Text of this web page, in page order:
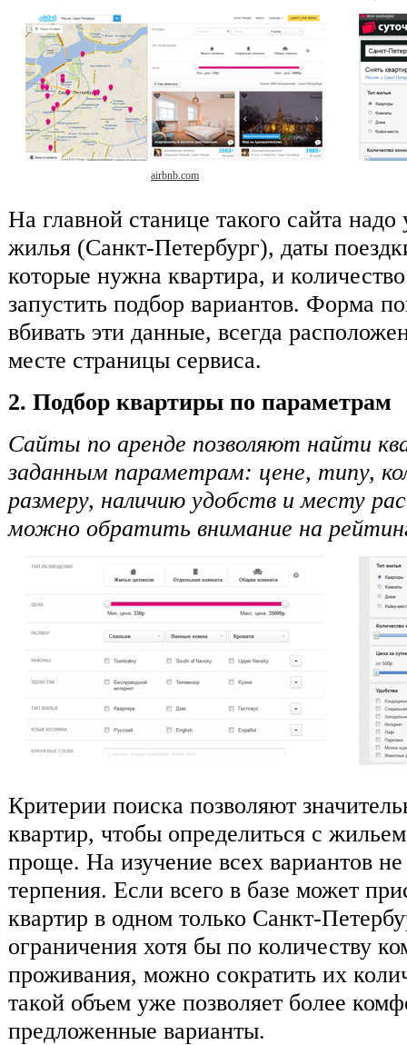
airbnb.com
На главной станице такого сайта надо
жилья (Санкт-Петербург), даты
которые нужна квартира, и
запустить подбор вариантов. Форма
вбивать эти данные, всегда
месте страницы сервиса.
2. Подбор квартиры по параметрам
Сайты по аренде позволяют найти
заданным параметрам: цене, типу,
размеру, наличию удобств и месту
можно обратить внимание на
Критерии поиска позволяют
квартир, чтобы определиться с
проще. На изучение всех вариантов
терпения. Если всего в базе может
квартир в одном только Санкт-
ограничения хотя бы по количеству
проживания, можно сократить их
такой объем уже позволяет более
предложенные варианты.